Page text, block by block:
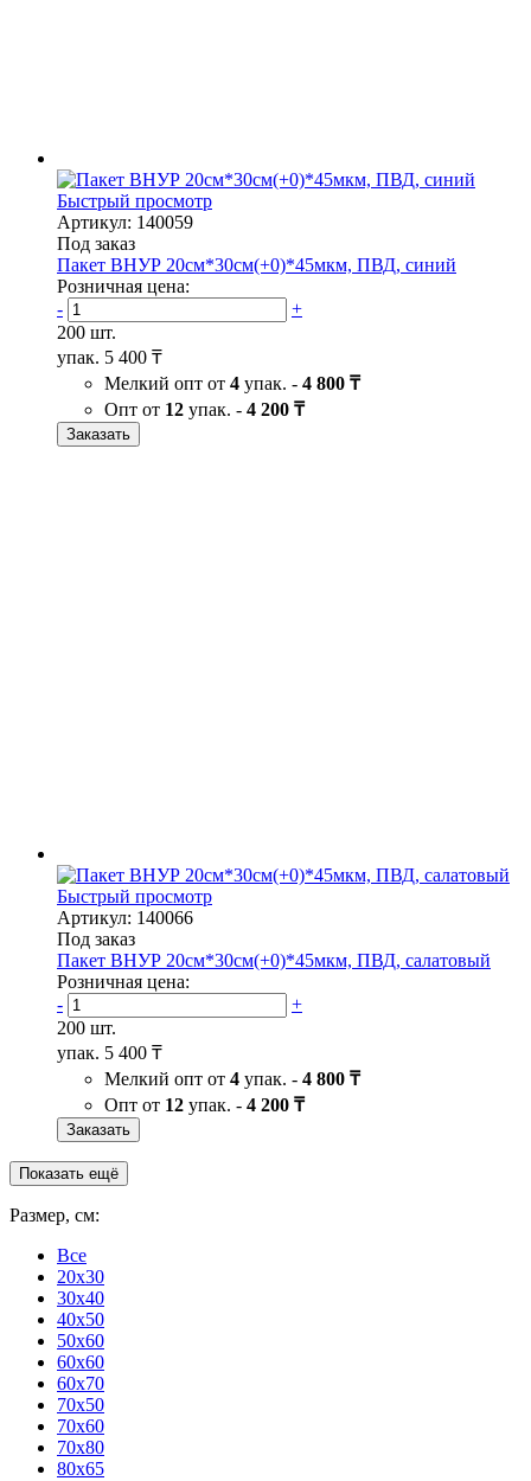
Быстрый просмотр
Артикул: 140059
Под заказ
Пакет ВНУР 20см*30см(+0)*45мкм, ПВД, синий
Розничная цена:
-
+
200 шт.
упак. 5 400 ₸
Мелкий опт от 4 упак. - 4 800 ₸
Опт от 12 упак. - 4 200 ₸
Заказать
Быстрый просмотр
Артикул: 140066
Под заказ
Пакет ВНУР 20см*30см(+0)*45мкм, ПВД, салатовый
Розничная цена:
-
+
200 шт.
упак. 5 400 ₸
Мелкий опт от 4 упак. - 4 800 ₸
Опт от 12 упак. - 4 200 ₸
Заказать
Показать ещё
Размер, см:
Все
20x30
30x40
40x50
50x60
60x60
60x70
70x50
70x60
70x80
80x65